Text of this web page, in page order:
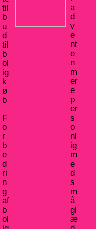
til
b
u
d
til
b
ol
ig
k
ø
b
F
o
r
b
e
d
ri
n
g
af
b
ol
a
d
v
e
nt
e
n
m
er
e
p
er
s
o
nl
ig
m
e
d
s
m
å
gl
æ